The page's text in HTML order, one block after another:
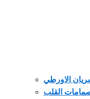
الاورطي
القلب